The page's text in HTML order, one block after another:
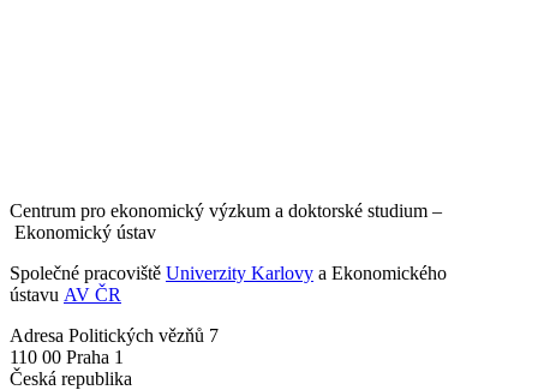
Centrum pro ekonomický výzkum a doktorské studium –
Ekonomický ústav
Společné pracoviště Univerzity Karlovy a Ekonomického
ústavu AV ČR
Adresa Politických vězňů 7
110 00 Praha 1
Česká republika